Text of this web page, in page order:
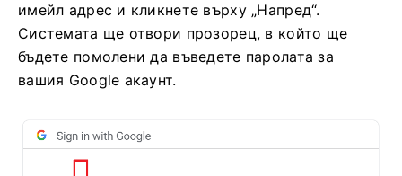
имейл адрес и кликнете върху „Напред“.
Системата ще отвори прозорец, в който ще
бъдете помолени да въведете паролата за
вашия Google акаунт.